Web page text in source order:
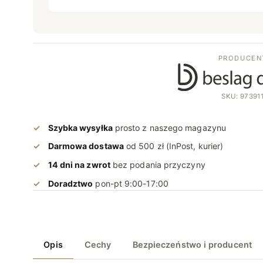
SKU: 973911
Szybka wysyłkaprosto z naszego magazynu
Darmowa dostawaod 500 zł (InPost, kurier)
14 dni na zwrotbez podania przyczyny
Doradztwo pon-pt 9:00-17:00
Opis Cechy Bezpieczeństwo i producent